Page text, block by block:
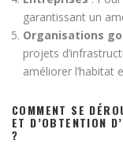
garantissant un
Organisations
projets
améliorer l’habitat
COMMENT SE
ET D’OBTENTION
?